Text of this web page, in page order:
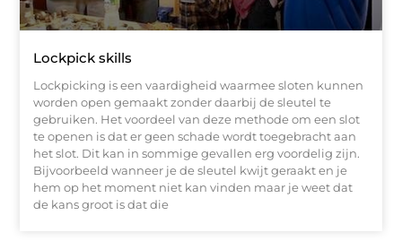
Lockpick skills
Lockpicking is een vaardigheid waarmee sloten kunnen
worden open gemaakt zonder daarbij de sleutel te
gebruiken. Het voordeel van deze methode om een slot
te openen is dat er geen schade wordt toegebracht aan
het slot. Dit kan in sommige gevallen erg voordelig zijn.
Bijvoorbeeld wanneer je de sleutel kwijt geraakt en je
hem op het moment niet kan vinden maar je weet dat
de kans groot is dat die